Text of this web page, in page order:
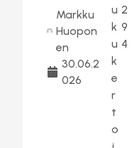
Markku
Huopon
en
30.06.2
026
u
k
u
k
e
r
t
o
2
9
4